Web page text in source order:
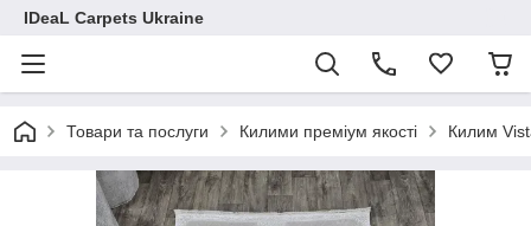
IDeaL Carpets Ukraine
Товари та послуги Килими преміум якості Килим